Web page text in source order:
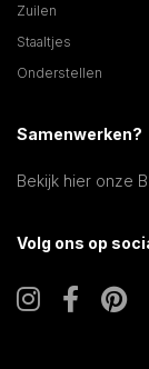
Zuilen
Staaltjes
Onderstellen
Samenwerken?
Bekijk hier onze
Volg ons op